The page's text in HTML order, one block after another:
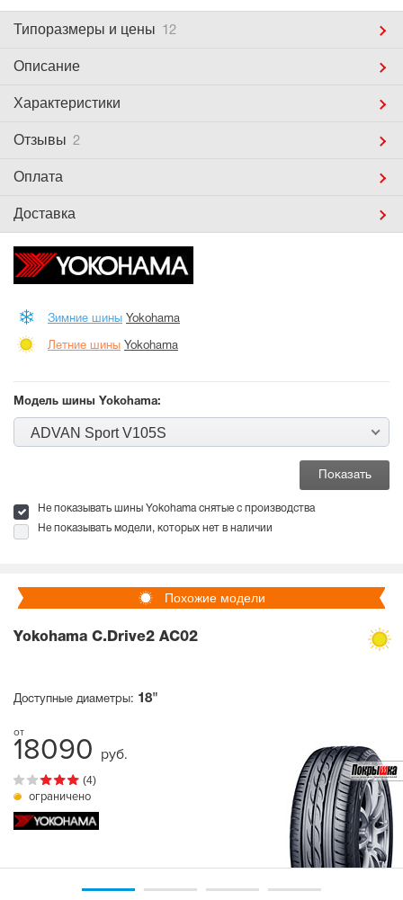
Типоразмеры и цены 12
Описание
Характеристики
Отзывы 2
Оплата
Доставка
Зимние шины Yokohama
Летние шины Yokohama
Модель шины Yokohama:
ADVAN Sport V105S
Не показывать шины Yokohama снятые с производства
Не показывать модели, которых нет в наличии
Похожие модели
Yokohama C.Drive2 AC02
Доступные диаметры: 18"
18090 руб.
(4)
ограничено